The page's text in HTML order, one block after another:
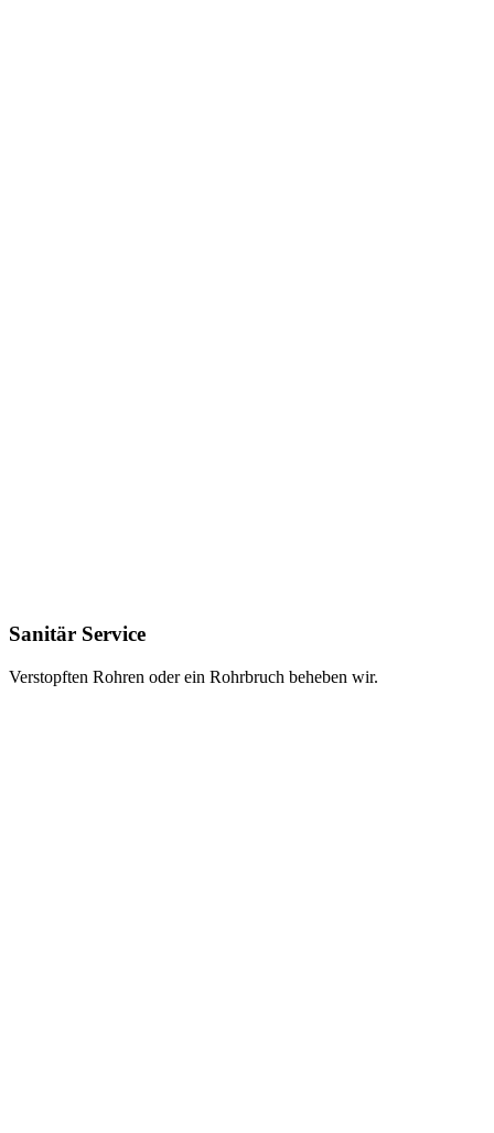
Sanitär Service
Verstopften Rohren oder ein Rohrbruch beheben wir.